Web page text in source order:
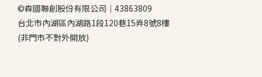
©森國聯創股份有限公司｜43863809
台北市內湖區內湖路1段120巷15弄8號8樓
(非門市不對外開放)